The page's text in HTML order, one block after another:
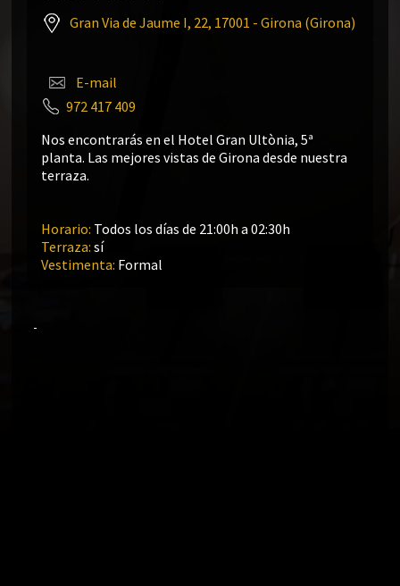
Gran Via de Jaume I, 22, 17001 - Girona (Girona)
E-mail
972 417 409
Nos encontrarás en el Hotel Gran Ultònia, 5ª
planta. Las mejores vistas de Girona desde nuestra
terraza.
Horario: Todos los días de 21:00h a 02:30h
Terraza: sí
Vestimenta: Formal